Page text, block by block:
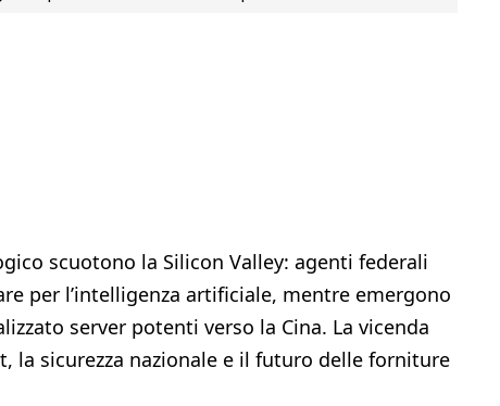
scuotono la Silicon Valley: agenti federali
per l’intelligenza artificiale, mentre emergono
server potenti verso la Cina. La vicenda
la sicurezza nazionale e il futuro delle forniture